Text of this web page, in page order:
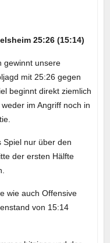
25:26 (15:14)
gewinnt unsere
mit 25:26 gegen
beginnt direkt ziemlich
im Angriff noch in
Spiel nur über den
der ersten Hälfte
wie auch Offensive
von 15:14